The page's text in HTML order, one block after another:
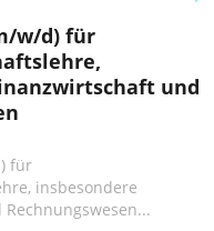
w/d) für
und
für
insbesondere